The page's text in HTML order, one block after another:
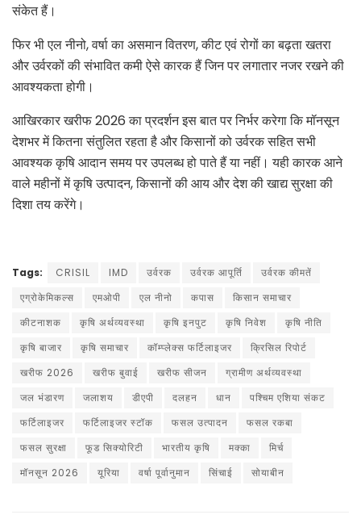
संकेत हैं।
फिर भी एल नीनो, वर्षा का असमान वितरण, कीट एवं रोगों का बढ़ता खतरा
और उर्वरकों की संभावित कमी ऐसे कारक हैं जिन पर लगातार नजर रखने की
आवश्यकता होगी।
आखिरकार खरीफ 2026 का प्रदर्शन इस बात पर निर्भर करेगा कि मॉनसून
देशभर में कितना संतुलित रहता है और किसानों को उर्वरक सहित सभी
आवश्यक कृषि आदान समय पर उपलब्ध हो पाते हैं या नहीं। यही कारक आने
वाले महीनों में कृषि उत्पादन, किसानों की आय और देश की खाद्य सुरक्षा की
दिशा तय करेंगे।
Tags: CRISIL IMD उर्वरक उर्वरक आपूर्ति
उर्वरक कीमतें
एग्रोकेमिकल्स
एमओपी एल नीनो कपास
किसान समाचार
कीटनाशक
कृषि अर्थव्यवस्था कृषि इनपुट कृषि निवेश
कृषि नीति
कृषि बाजार
कृषि समाचार कॉम्प्लेक्स फर्टिलाइजर
क्रिसिल रिपोर्ट
खरीफ 2026
खरीफ बुवाई खरीफ सीजन
ग्रामीण अर्थव्यवस्था
जल भंडारण
जलाशय डीएपी दलहन धान
पश्चिम एशिया संकट
फर्टिलाइजर
फर्टिलाइजर स्टॉक फसल उत्पादन
फसल रकबा
फसल सुरक्षा
फूड सिक्योरिटी भारतीय कृषि मक्का
मिर्च
मॉनसून 2026
यूरिया वर्षा पूर्वानुमान सिंचाई सोयाबीन